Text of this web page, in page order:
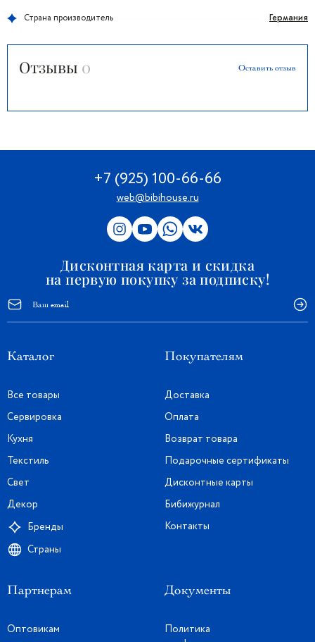
Страна производитель Германия
Отзывы 0 Оставить отзыв
+7 (925) 100-66-66
web@bibihouse.ru
Дисконтная карта и скидка
на первую покупку за подписку!
Каталог
Все товары
Сервировка
Кухня
Текстиль
Свет
Декор
Бренды
Страны
Покупателям
Доставка
Оплата
Возврат товара
Подарочные сертификаты
Дисконтные карты
Бибижурнал
Контакты
Партнерам
Оптовикам
Документы
Политика